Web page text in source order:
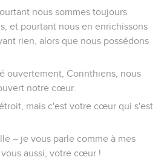
nous sommes toujours
et pourtant nous en enrichissons
rien, alors que nous possédons
ouvertement, Corinthiens, nous
notre cœur.
mais c'est votre cœur qui s'est
– je vous parle comme à mes
aussi, votre cœur !